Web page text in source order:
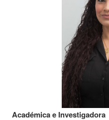
Académica e Investigadora